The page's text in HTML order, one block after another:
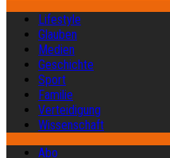
Lifestyle
Glauben
Medien
Geschichte
Sport
Familie
Verteidigung
Wissenschaft
Abo